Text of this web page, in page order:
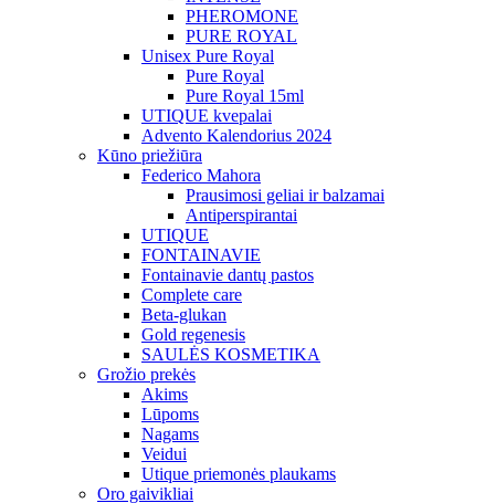
PHEROMONE
PURE ROYAL
Unisex Pure Royal
Pure Royal
Pure Royal 15ml
UTIQUE kvepalai
Advento Kalendorius 2024
Kūno priežiūra
Federico Mahora
Prausimosi geliai ir balzamai
Antiperspirantai
UTIQUE
FONTAINAVIE
Fontainavie dantų pastos
Complete care
Beta-glukan
Gold regenesis
SAULĖS KOSMETIKA
Grožio prekės
Akims
Lūpoms
Nagams
Veidui
Utique priemonės plaukams
Oro gaivikliai